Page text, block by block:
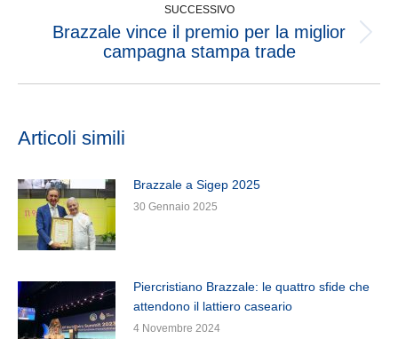
SUCCESSIVO
Brazzale vince il premio per la miglior
campagna stampa trade
Articoli simili
Brazzale a Sigep 2025
30 Gennaio 2025
Piercristiano Brazzale: le quattro sfide che
attendono il lattiero caseario
4 Novembre 2024